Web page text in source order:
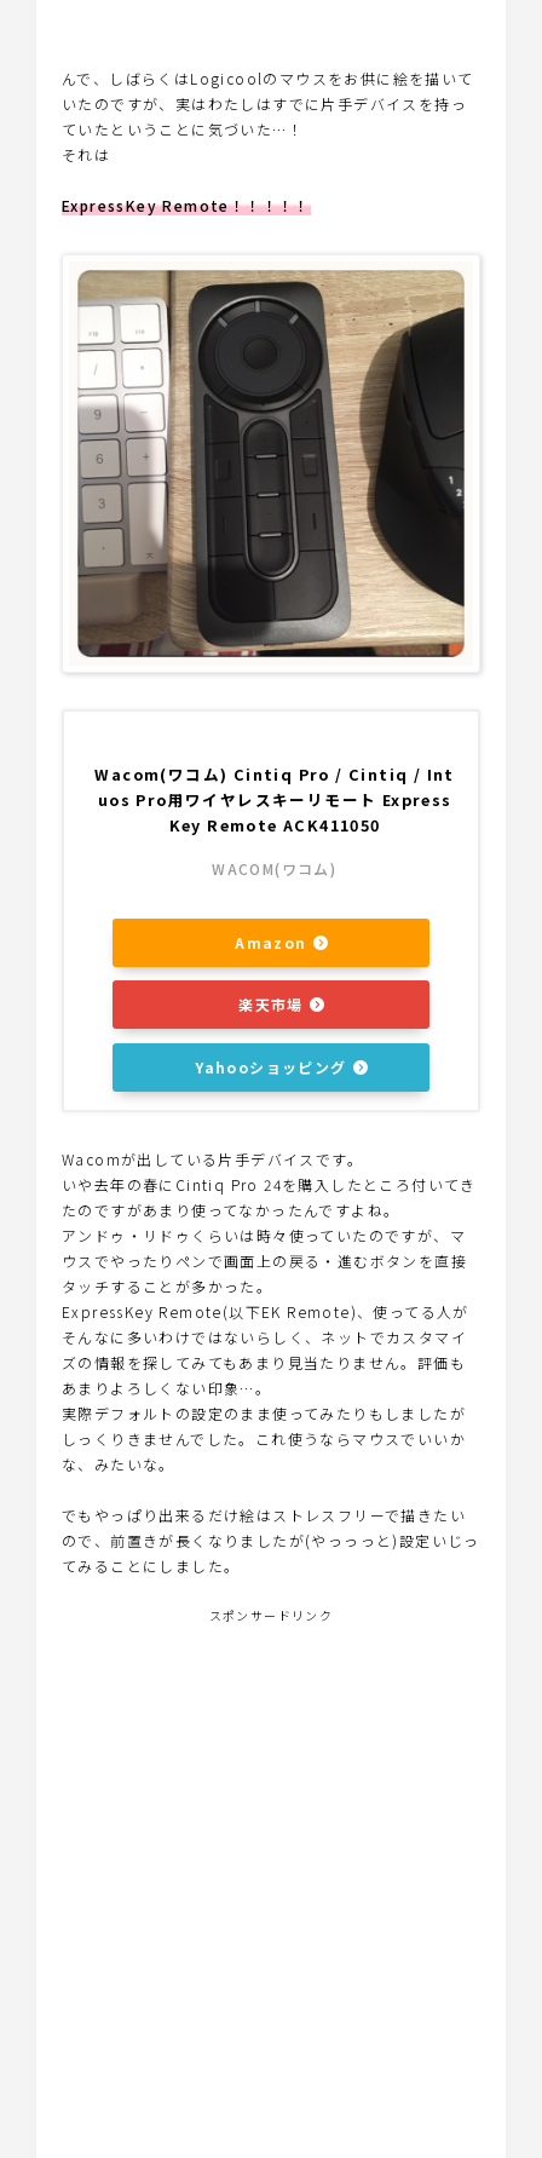
んで、しばらくはLogicoolのマウスをお供に絵を描いて
いたのですが、実はわたしはすでに片手デバイスを持っ
ていたということに気づいた…！
それは
ExpressKey Remote！！！！！
Wacom(ワコム) Cintiq Pro / Cintiq / Int
uos Pro用ワイヤレスキーリモート Express
Key Remote ACK411050
WACOM(ワコム)
Amazon
楽天市場
Yahooショッピング
Wacomが出している片手デバイスです。
いや去年の春にCintiq Pro 24を購入したところ付いてき
たのですがあまり使ってなかったんですよね。
アンドゥ・リドゥくらいは時々使っていたのですが、マ
ウスでやったりペンで画面上の戻る・進むボタンを直接
タッチすることが多かった。
ExpressKey Remote(以下EK Remote)、使ってる人が
そんなに多いわけではないらしく、ネットでカスタマイ
ズの情報を探してみてもあまり見当たりません。評価も
あまりよろしくない印象…。
実際デフォルトの設定のまま使ってみたりもしましたが
しっくりきませんでした。これ使うならマウスでいいか
な、みたいな。
でもやっぱり出来るだけ絵はストレスフリーで描きたい
ので、前置きが長くなりましたが(やっっっと)設定いじっ
てみることにしました。
スポンサードリンク